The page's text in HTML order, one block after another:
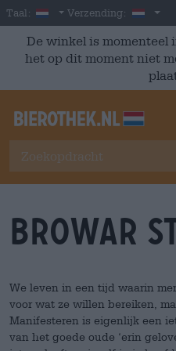
Skip to main content
Taal: Dutch
Verzending:
De winkel is momenteel
het op dit moment niet
BROWAR
We leven in een tijd waarin
voor wat ze willen bereiken,
Manifesteren is eigenlijk een
van het goede oude ‘erin